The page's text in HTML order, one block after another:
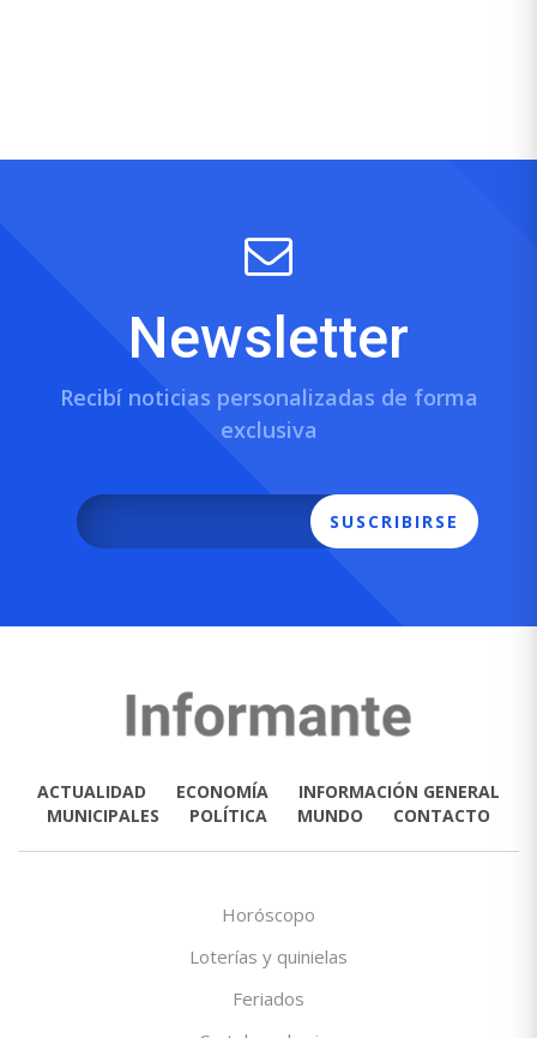
Newsletter
Recibí noticias personalizadas de forma
exclusiva
SUSCRIBIRSE
ACTUALIDAD ECONOMÍA
INFORMACIÓN GENERAL
MUNICIPALES
POLÍTICA MUNDO CONTACTO
Horóscopo
Loterías y quinielas
Feriados